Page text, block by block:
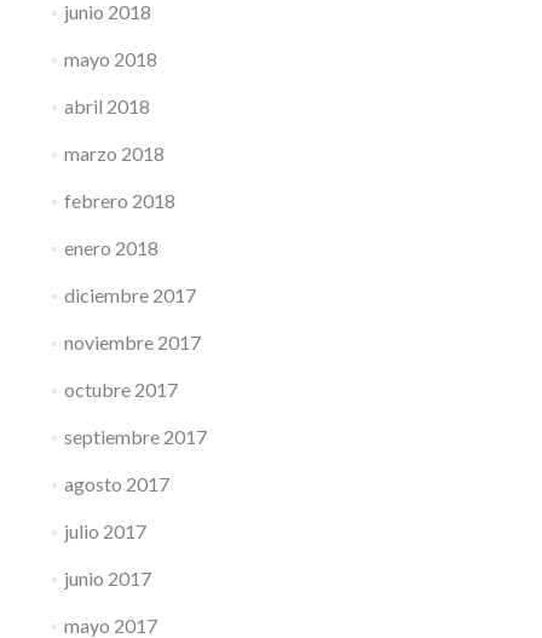
junio 2018
mayo 2018
abril 2018
marzo 2018
febrero 2018
enero 2018
diciembre 2017
noviembre 2017
octubre 2017
septiembre 2017
agosto 2017
julio 2017
junio 2017
mayo 2017